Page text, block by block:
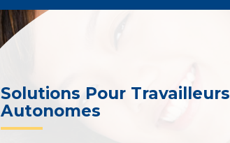
Solutions Pour Travailleurs
Autonomes